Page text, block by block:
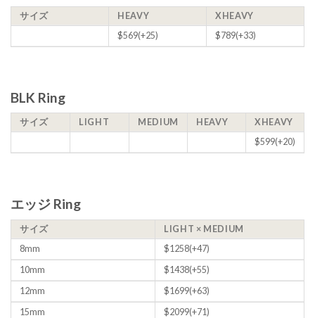
サイズ HEAVY
XHEAVY
$569(+25)
$789(+33)
BLK Ring
サイズ LIGHT MEDIUM HEAVY
XHEAVY
$599(+20)
エッジ Ring
サイズ
LIGHT × MEDIUM
8mm
$1258(+47)
10mm
$1438(+55)
12mm
$1699(+63)
15mm
$2099(+71)